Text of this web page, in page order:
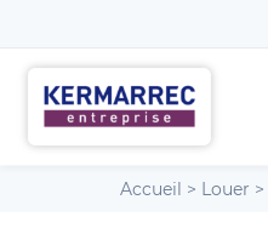
Accueil > Louer >